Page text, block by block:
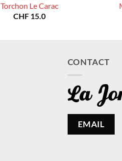
Torchon Le Carac
CHF 15.0
CONTACT
EMAIL